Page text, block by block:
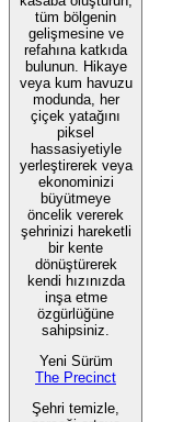
tüm bölgenin
gelişmesine ve
refahına katkıda
bulunun. Hikaye
veya kum havuzu
modunda, her
çiçek yatağını
piksel
hassasiyetiyle
yerleştirerek veya
ekonominizi
büyütmeye
öncelik vererek
şehrinizi hareketli
bir kente
dönüştürerek
kendi hızınızda
inşa etme
özgürlüğüne
sahipsiniz.
Yeni Sürüm
The Precinct
Şehri temizle,